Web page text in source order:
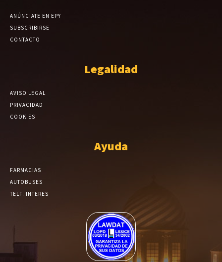
ANÚNCIATE EN EPY
SUBSCRIBIRSE
CONTACTO
Legalidad
AVISO LEGAL
PRIVACIDAD
COOKIES
Ayuda
FARMACIAS
AUTOBUSES
TELF. INTERES